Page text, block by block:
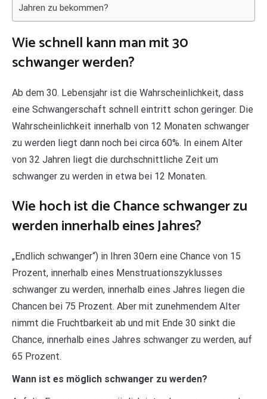
Jahren zu bekommen?
Wie schnell kann man mit 30
schwanger werden?
Ab dem 30. Lebensjahr ist die Wahrscheinlichkeit, dass
eine Schwangerschaft schnell eintritt schon geringer. Die
Wahrscheinlichkeit innerhalb von 12 Monaten schwanger
zu werden liegt dann noch bei circa 60%. In einem Alter
von 32 Jahren liegt die durchschnittliche Zeit um
schwanger zu werden in etwa bei 12 Monaten.
Wie hoch ist die Chance schwanger zu
werden innerhalb eines Jahres?
„Endlich schwanger“) in Ihren 30ern eine Chance von 15
Prozent, innerhalb eines Menstruationszyklusses
schwanger zu werden, innerhalb eines Jahres liegen die
Chancen bei 75 Prozent. Aber mit zunehmendem Alter
nimmt die Fruchtbarkeit ab und mit Ende 30 sinkt die
Chance, innerhalb eines Jahres schwanger zu werden, auf
65 Prozent.
Wann ist es möglich schwanger zu werden?